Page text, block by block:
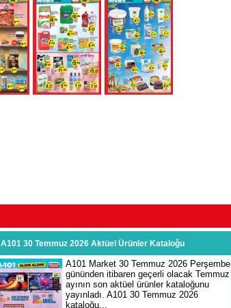
A101 30 Temmuz 2026 Aktüel Ürünler Kataloğu
A101 Market 30 Temmuz 2026 Perşembe
gününden itibaren geçerli olacak Temmuz
ayının son aktüel ürünler kataloğunu
yayınladı. A101 30 Temmuz 2026
kataloğu...